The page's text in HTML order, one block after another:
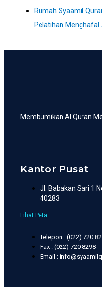
Rumah Syaamil
Pelatihan Menghafal
Membumikan Al Quran
Kantor Pusat
Jl. Babakan Sari 1
40283
Lihat Peta
Telepon : (022) 720
Fax : (022) 720 8298
Email :